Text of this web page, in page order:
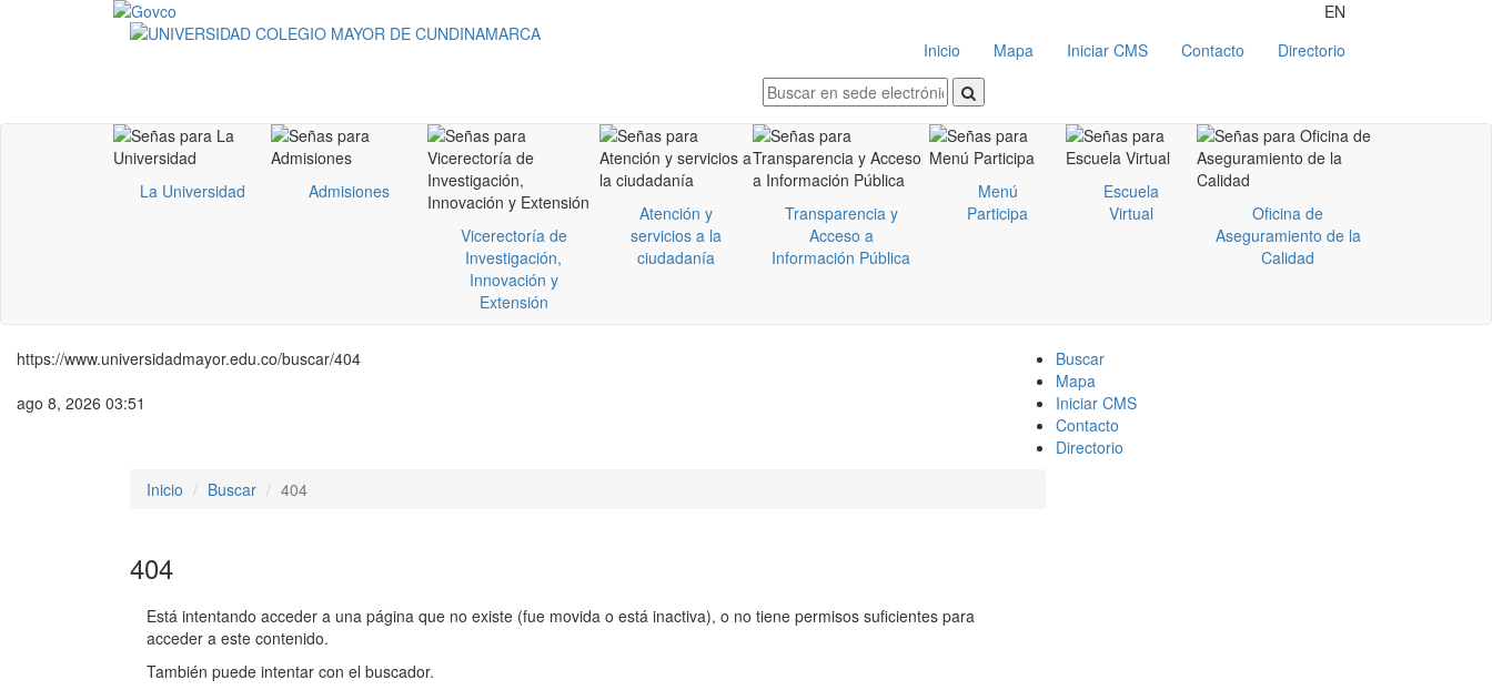
EN
Inicio
Mapa Iniciar CMS Contacto Directorio
La Universidad
Admisiones
Vicerectoría de
Investigación,
Innovación y
Extensión
Atención y
servicios a la
ciudadanía
Transparencia y
Acceso a
Información Pública
Menú
Participa
Escuela
Virtual
Oficina de
Aseguramiento de la
Calidad
https://www.universidadmayor.edu.co/buscar/404
ago 8, 2026 03:51
Buscar
Mapa
Iniciar CMS
Contacto
Directorio
Inicio
Buscar 404
404
Está intentando acceder a una página que no existe (fue movida o está inactiva), o no tiene permisos suficientes para
acceder a este contenido.
También puede intentar con el buscador.